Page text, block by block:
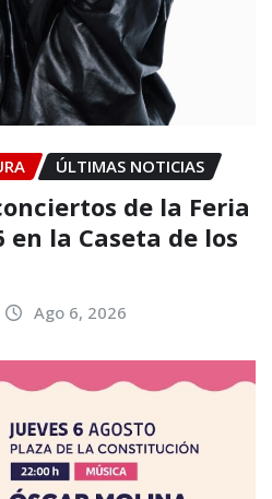
ÚLTIMAS NOTICIAS
de la Feria
en la Caseta de los
Ago 6, 2026